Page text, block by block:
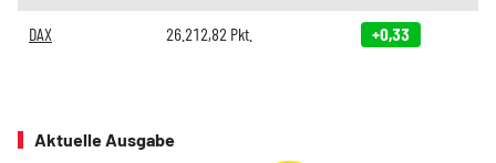
DAX 26.212,82 Pkt. +0,33
Aktuelle Ausgabe